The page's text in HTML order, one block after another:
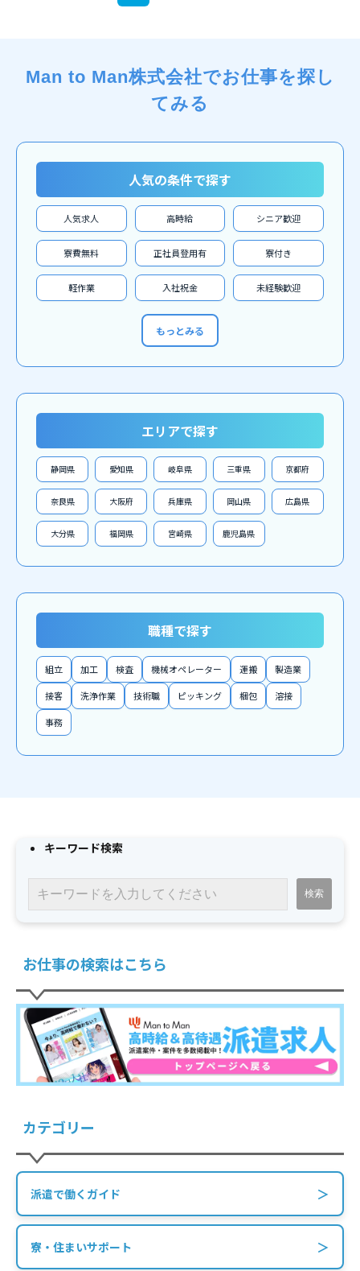
Man to Man株式会社でお仕事を探し
てみる
人気の条件で探す
人気求人 高時給 シニア歓迎
寮費無料 正社員登用有 寮付き
軽作業 入社祝金 未経験歓迎
もっとみる
エリアで探す
静岡県 愛知県 岐阜県 三重県 京都府
奈良県 大阪府 兵庫県 岡山県 広島県
大分県 福岡県 宮崎県 鹿児島県
職種で探す
組立 加工 検査 機械オペレーター 運搬 製造業
接客 洗浄作業 技術職 ピッキング 梱包 溶接
事務
キーワード検索
お仕事の検索はこちら
カテゴリー
派遣で働くガイド ＞
寮・住まいサポート ＞